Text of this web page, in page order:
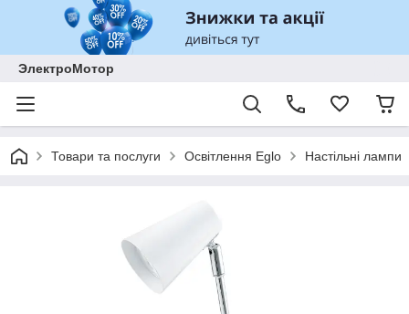
ЭлектроМотор
Товари та послуги Освітлення Eglo Настільні лампи